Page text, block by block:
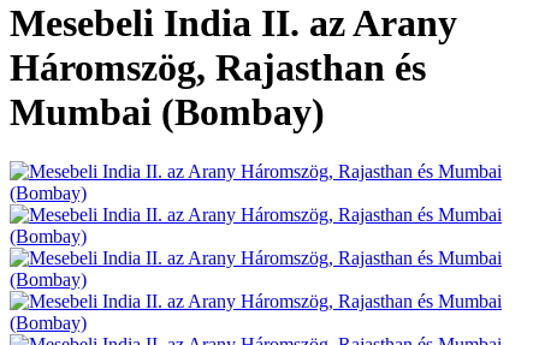
Mesebeli India II. az Arany
Háromszög, Rajasthan és
Mumbai (Bombay)